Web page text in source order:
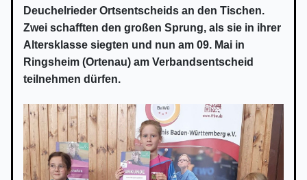
Deuchelrieder Ortsentscheids an den Tischen.
Zwei schafften den großen Sprung, als sie in ihrer
Altersklasse siegten und nun am 09. Mai in
Ringsheim (Ortenau) am Verbandsentscheid
teilnehmen dürfen.